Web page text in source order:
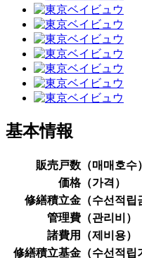
基本情報
販売戸数（매매호수）
価格（가격 ）
修繕積立金（수선적립
管理費（관리비 ）
諸費用（제비용）
修繕積立基金（수선적립